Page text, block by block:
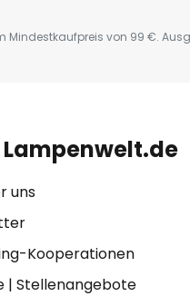
Mindestkaufpreis von 99 €.
Lampenwelt.de
uns
Kooperationen
| Stellenangebote